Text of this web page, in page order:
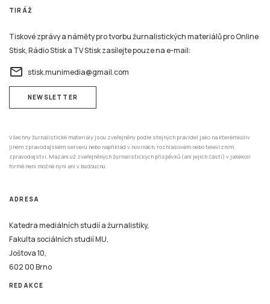
TIRÁŽ
Tiskové zprávy a náměty pro tvorbu žurnalistických materiálů pro Online
Stisk, Rádio Stisk a TV Stisk zasílejte pouze na e-mail:
email stisk.munimedia@gmail.com
NEWSLETTER
Všechny žurnalistické materiály jsou zveřejněny podle stejných pravidel jako na kterémkoliv
jiném zpravodajském serveru nebo například v novinách, rozhlasovém nebo televizním
zpravodajství. Mazání už zveřejněných žurnalistických příspěvků (ani jejich částí) v jakékoli
formě není možné nyní ani v budoucnu.
ADRESA
Katedra mediálních studií a žurnalistiky,
Fakulta sociálních studií MU,
Joštova 10,
602 00 Brno
REDAKCE